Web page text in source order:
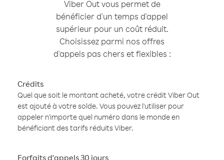
Viber Out vous permet de
bénéficier d'un temps d'appel
supérieur pour un coût réduit.
Choisissez parmi nos offres
d'appels pas chers et flexibles :
Crédits
Quel que soit le montant acheté, votre crédit Viber Out
est ajouté à votre solde. Vous pouvez l'utiliser pour
appeler n'importe quel numéro dans le monde en
bénéficiant des tarifs réduits Viber.
Forfaits d'appels 30 jours